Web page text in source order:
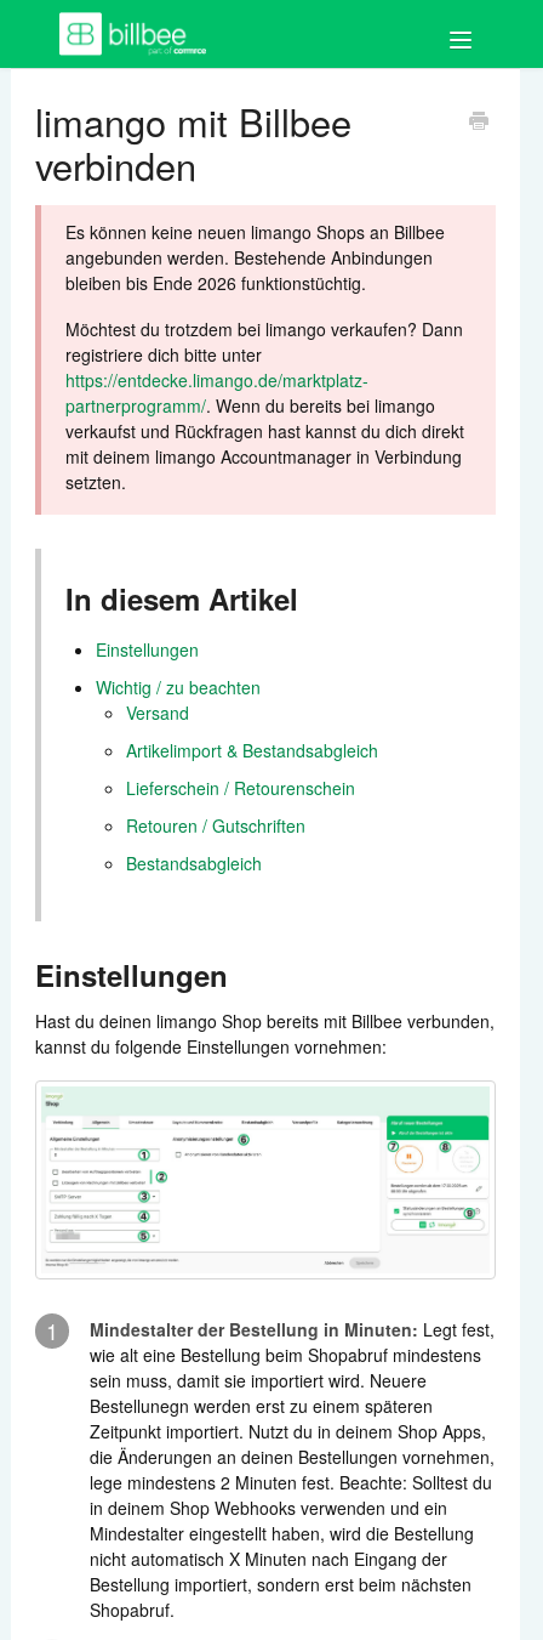
Toggle
Auftragsdokumente
Artikel
Kund:innen
Shops & Marktplätze
Berichte
Weitere Anbindungen
limango mit Billbee
verbinden
Es können keine neuen limango Shops an Billbee
angebunden werden. Bestehende Anbindungen
bleiben bis Ende 2026 funktionstüchtig.
Möchtest du trotzdem bei limango verkaufen? Dann
registriere dich bitte unter
https://entdecke.limango.de/marktplatz-
partnerprogramm/. Wenn du bereits bei limango
verkaufst und Rückfragen hast kannst du dich direkt
mit deinem limango Accountmanager in Verbindung
setzten.
In diesem Artikel
Einstellungen
Wichtig / zu beachten
Versand
Artikelimport & Bestandsabgleich
Lieferschein / Retourenschein
Retouren / Gutschriften
Bestandsabgleich
Einstellungen
Hast du deinen limango Shop bereits mit Billbee verbunden,
kannst du folgende Einstellungen vornehmen:
1 Mindestalter der Bestellung in Minuten: Legt fest,
wie alt eine Bestellung beim Shopabruf mindestens
sein muss, damit sie importiert wird. Neuere
Bestellunegn werden erst zu einem späteren
Zeitpunkt importiert. Nutzt du in deinem Shop Apps,
die Änderungen an deinen Bestellungen vornehmen,
lege mindestens 2 Minuten fest. Beachte: Solltest du
in deinem Shop Webhooks verwenden und ein
Mindestalter eingestellt haben, wird die Bestellung
nicht automatisch X Minuten nach Eingang der
Bestellung importiert, sondern erst beim nächsten
Shopabruf.